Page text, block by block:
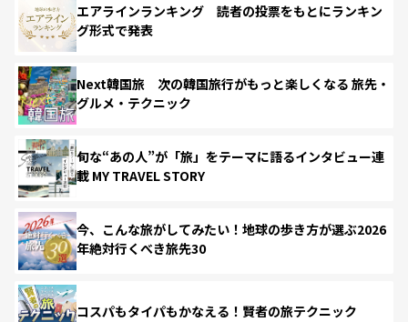
エアラインランキング 読者の投票をもとにランキン
グ形式で発表
Next韓国旅 次の韓国旅行がもっと楽しくなる 旅先・
グルメ・テクニック
旬な“あの人”が「旅」をテーマに語るインタビュー連
載 MY TRAVEL STORY
今、こんな旅がしてみたい！地球の歩き方が選ぶ2026
年絶対行くべき旅先30
コスパもタイパもかなえる！賢者の旅テクニック